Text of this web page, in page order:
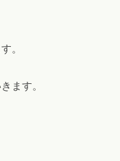
。
ます。